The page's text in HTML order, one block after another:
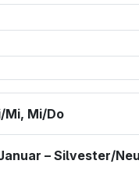
Mi, Mi/Do
– Silvester/